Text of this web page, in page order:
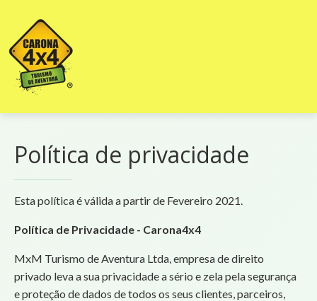
Política de privacidade
Esta política é válida a partir de Fevereiro 2021.
Política de Privacidade - Carona4x4
MxM Turismo de Aventura Ltda, empresa de direito
privado leva a sua privacidade a sério e zela pela segurança
e proteção de dados de todos os seus clientes, parceiros,